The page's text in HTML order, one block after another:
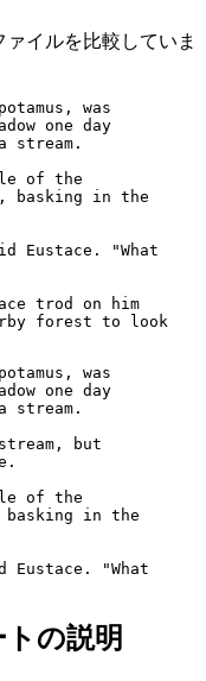
イルを比較していま
was
one day
stream.
of the
basking in the
Eustace. "What
trod on him
forest to look
was
one day
stream.
but
of the
in the
"What
の説明